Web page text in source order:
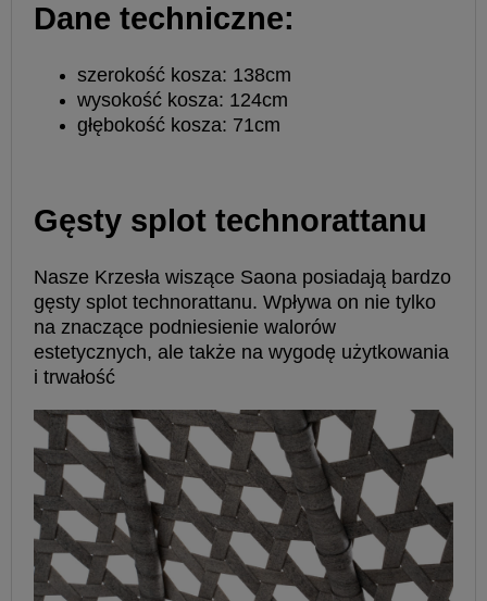
Dane techniczne:
szerokość kosza: 138cm
wysokość kosza: 124cm
głębokość kosza: 71cm
Gęsty splot technorattanu
Nasze Krzesła wiszące Saona posiadają bardzo
gęsty splot technorattanu. Wpływa on nie tylko
na znaczące podniesienie walorów
estetycznych, ale także na wygodę użytkowania
i trwałość